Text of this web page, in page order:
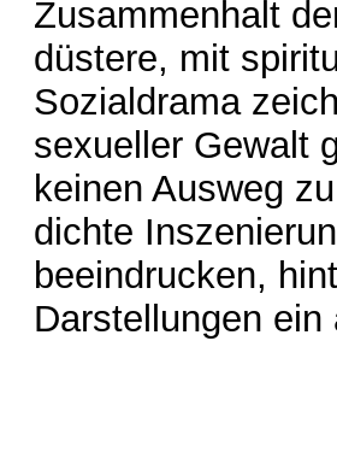
Zusammenhalt
düstere, mit
Sozialdrama
sexueller Gewalt
keinen Ausweg
dichte
beeindrucken,
Darstellungen